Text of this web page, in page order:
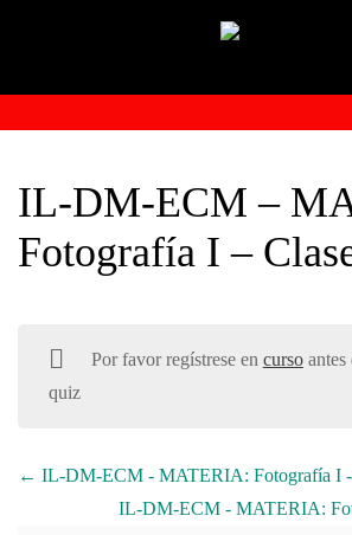
IL-DM-ECM –
Fotografía I –
Por favor regístrese en cursoantes
quiz
IL-DM-ECM - MATERIA: Fotografía I -
IL-DM-ECM - MATERIA: